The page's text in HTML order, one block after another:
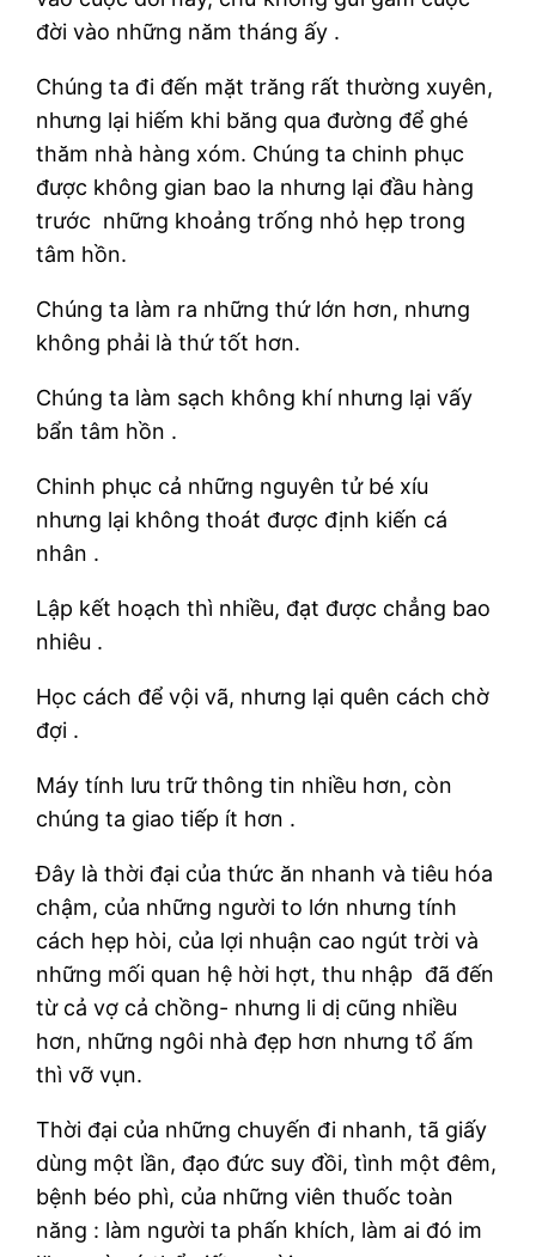
đời vào những năm tháng ấy .
Chúng ta đi đến mặt trăng rất thường xuyên,
nhưng lại hiếm khi băng qua đường để ghé
thăm nhà hàng xóm. Chúng ta chinh phục
được không gian bao la nhưng lại đầu hàng
trước những khoảng trống nhỏ hẹp trong
tâm hồn.
Chúng ta làm ra những thứ lớn hơn, nhưng
không phải là thứ tốt hơn.
Chúng ta làm sạch không khí nhưng lại vấy
bẩn tâm hồn .
Chinh phục cả những nguyên tử bé xíu
nhưng lại không thoát được định kiến cá
nhân .
Lập kết hoạch thì nhiều, đạt được chẳng bao
nhiêu .
Học cách để vội vã, nhưng lại quên cách chờ
đợi .
Máy tính lưu trữ thông tin nhiều hơn, còn
chúng ta giao tiếp ít hơn .
Đây là thời đại của thức ăn nhanh và tiêu hóa
chậm, của những người to lớn nhưng tính
cách hẹp hòi, của lợi nhuận cao ngút trời và
những mối quan hệ hời hợt, thu nhập đã đến
từ cả vợ cả chồng- nhưng li dị cũng nhiều
hơn, những ngôi nhà đẹp hơn nhưng tổ ấm
thì vỡ vụn.
Thời đại của những chuyến đi nhanh, tã giấy
dùng một lần, đạo đức suy đồi, tình một đêm,
bệnh béo phì, của những viên thuốc toàn
năng : làm người ta phấn khích, làm ai đó im